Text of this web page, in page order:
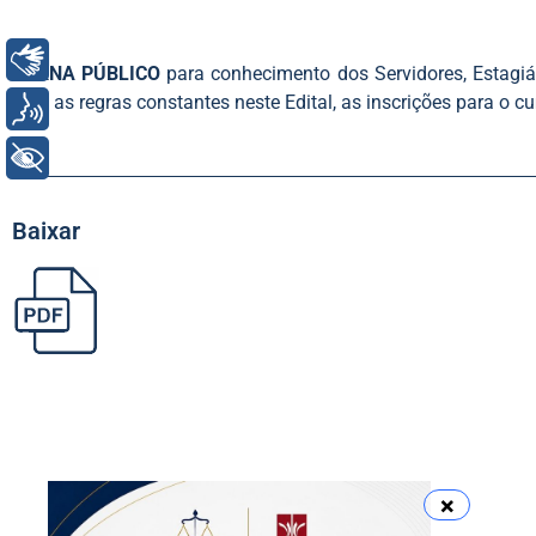
TORNA PÚBLICO para conhecimento dos Servidores,
com as regras constantes neste Edital, as inscrições para o
Baixar
Libras
Voz